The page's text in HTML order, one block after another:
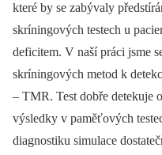
které by se zabývaly
skríningových testech u
deficitem. V naší práci jsme
skríningových metod k
–⁠ TMR. Test dobře detekuje
výsledky v paměťových
dia­gnostiku simulace